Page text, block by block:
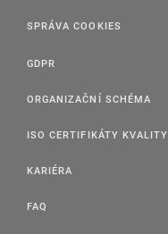
SPRÁVA COOKIES
GDPR
ORGANIZAČNÍ SCHÉMA
ISO CERTIFIKÁTY KVALITY
KARIÉRA
FAQ